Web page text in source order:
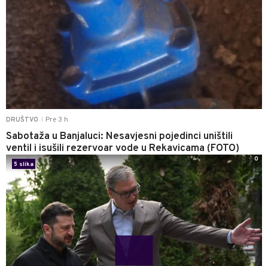
DRUŠTVO Pre 3 h
Sabotaža u Banjaluci: Nesavjesni pojedinci uništili
ventil i isušili rezervoar vode u Rekavicama (FOTO)
5 slika
0